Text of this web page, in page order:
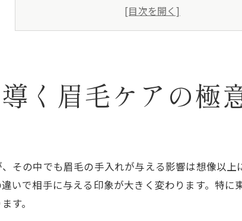
大田区の眉毛サロンで清潔感を演出
お見合いで選ばれる眉毛スタイルとは
お見合いで好印象を生む眉毛の整え方
眉毛サロンで清潔感を手に入れる方法
大田区で人気の眉毛サロン活用術
婚活直前に見直すべき眉毛ポイント
く眉毛ケアの極
その中でも眉毛の手入れが与える影響は想像以
いで相手に与える印象が大きく変わります。特
す。